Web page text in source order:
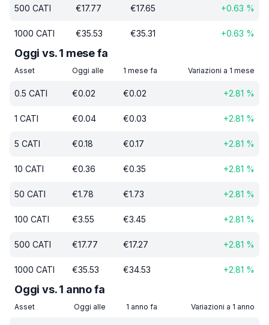
500 CATI €17.77 €17.65 +0.63 %
1000 CATI €35.53 €35.31 +0.63 %
Oggi vs. 1 mese fa
Asset Oggi alle 1 mese fa Variazioni a 1 mese
0.5 CATI €0.02 €0.02 +2.81 %
1 CATI €0.04 €0.03 +2.81 %
5 CATI €0.18 €0.17 +2.81 %
10 CATI €0.36 €0.35 +2.81 %
50 CATI €1.78 €1.73 +2.81 %
100 CATI €3.55 €3.45 +2.81 %
500 CATI €17.77 €17.27 +2.81 %
1000 CATI €35.53 €34.53 +2.81 %
Oggi vs. 1 anno fa
Asset Oggi alle 1 anno fa Variazioni a 1 anno